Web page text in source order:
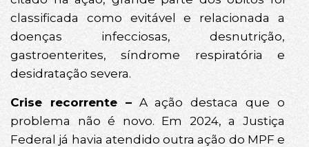
classificada como evitável e relacionada a
doenças infecciosas, desnutrição,
gastroenterites, síndrome respiratória e
desidratação severa.
Crise recorrente –A ação destaca que o
problema não é novo. Em 2024, a Justiça
Federal já havia atendido outra ação do MPF e